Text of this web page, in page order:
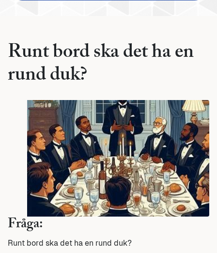
Runt bord ska det ha en
rund duk?
Fråga:
Runt bord ska det ha en rund duk?